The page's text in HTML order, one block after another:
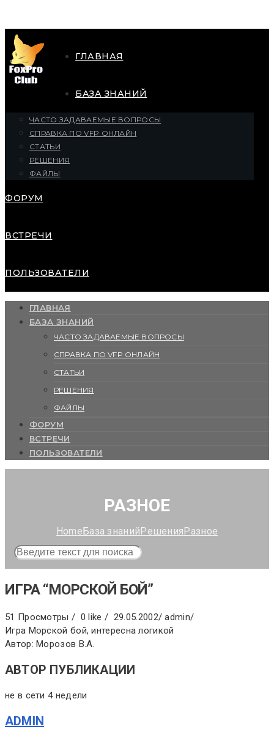
ГЛАВНАЯ
БАЗА ЗНАНИЙ
ЧАСТО ЗАДАВАЕМЫЕ ВОПРОСЫ
СПРАВКА ПО VFP ОНЛАЙН
СТАТЬИ
РЕШЕНИЯ
ФАЙЛЫ
ФОРУМ
ВСТРЕЧИ
ПОЛЬЗОВАТЕЛИ
ГЛАВНАЯ
БАЗА ЗНАНИЙ
ЧАСТО ЗАДАВАЕМЫЕ ВОПРОСЫ
СПРАВКА ПО VFP ОНЛАЙН
СТАТЬИ
РЕШЕНИЯ
ФАЙЛЫ
ФОРУМ
ВСТРЕЧИ
ПОЛЬЗОВАТЕЛИ
РАЗНОЕ
HomeБаза знанийРешенияРазное
ИГРА “МОРСКОЙ БОЙ”
51 Просмотры / 0 like / 29.05.2002/ admin/
Игра Морской бой, интересна логикой
Автор: Морозов В.А.
АВТОР ПУБЛИКАЦИИ
не в сети 4 недели
ADMIN